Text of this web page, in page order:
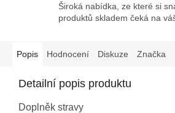
Široká nabídka, ze které si
produktů skladem čeká na
Popis Hodnocení Diskuze Značka
Detailní popis produktu
Doplněk stravy